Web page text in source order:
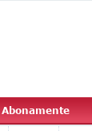
Abonamente